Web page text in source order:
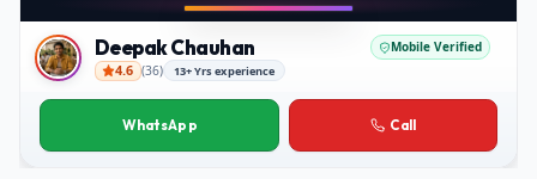
Deepak Chauhan
Deepak Chauhan Mobile Verified
4.6 (36) 13+ Yrs experience
WhatsApp Call